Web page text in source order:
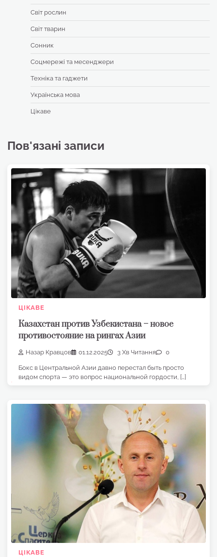
Світ рослин
Світ тварин
Сонник
Соцмережі та месенджери
Техніка та гаджети
Українська мова
Цікаве
Пов'язані записи
ЦІКАВЕ
Казахстан против Узбекистана – новое
противостояние на рингах Азии
Назар Кравцов 01.12.2025 3 Хв Читання 0
Бокс в Центральной Азии давно перестал быть просто
видом спорта — это вопрос национальной гордости, […]
ЦІКАВЕ